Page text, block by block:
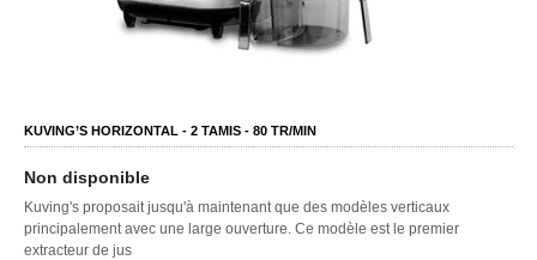
KUVING’S HORIZONTAL - 2 TAMIS - 80 TR/MIN
Non disponible
Kuving's proposait jusqu'à maintenant que des modèles verticaux
principalement avec une large ouverture. Ce modèle est le premier
extracteur de jus